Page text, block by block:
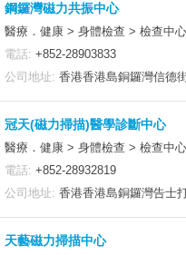
鋼鑼灣磁力共振中心
醫療．健康 > 身體檢查 > 檢查中心
電話: +852-28903833
公司地址: 香港香港島銅鑼灣信德
冠天(磁力掃描)醫學診斷中心
醫療．健康 > 身體檢查 > 檢查中心
電話: +852-28932819
公司地址: 香港香港島銅鑼灣告士
天藝磁力掃描中心